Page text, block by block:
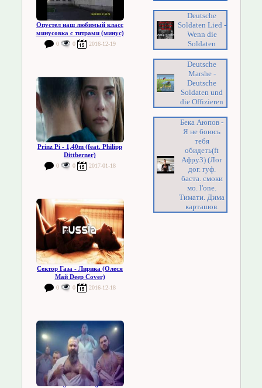
Опустел наш любимый класс
минусовка с титрами (минус)
0 0 2016-12-19
Prinz Pi - 1,40m (feat. Philipp
Dittberner)
0 0 2017-01-18
Сектор Газа - Лирика (Олеся
Май Deep Cover)
0 0 2016-12-18
Deutsche
Soldaten Lied -
Wenn die
Soldaten
Deutsche
Marshe -
Deutsche
Soldaten und
die Offizieren
Бека Аюпов -
Я не боюсь
тебя
обидеть(ft
АфруЗ) (Лог
дог. гуф.
баста. смоки
мо. l'one.
Тимати. Дима
карташов.